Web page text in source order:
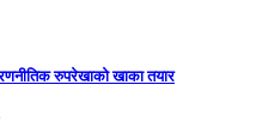
रुपरेखाको खाका तयार